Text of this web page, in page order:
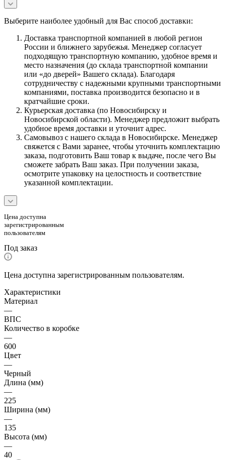
Выберите наиболее удобный для Вас способ доставки:
Доставка транспортной компанией в любой регион
России и ближнего зарубежья. Менеджер согласует
подходящую транспортную компанию, удобное время и
место назначения (до склада транспортной компании
или «до дверей» Вашего склада). Благодаря
сотрудничеству с надежными крупными транспортными
компаниями, поставка производится безопасно и в
кратчайшие сроки.
Курьерская доставка (по Новосибирску и
Новосибирской области). Менеджер предложит выбрать
удобное время доставки и уточнит адрес.
Самовывоз с нашего склада в Новосибирске. Менеджер
свяжется с Вами заранее, чтобы уточнить комплектацию
заказа, подготовить Ваш товар к выдаче, после чего Вы
сможете забрать Ваш заказ. При получении заказа,
осмотрите упаковку на целостность и соответствие
указанной комплектации.
Цена доступна
зарегистрированным
пользователям
Под заказ
Цена доступна зарегистрированным пользователям.
Характеристики
Материал
—
ВПС
Количество в коробке
—
600
Цвет
—
Черный
Длина (мм)
—
225
Ширина (мм)
—
135
Высота (мм)
—
40